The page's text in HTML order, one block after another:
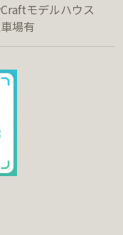
モデルハウス
場有